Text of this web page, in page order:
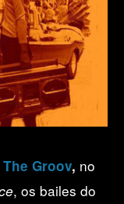
The Groov, no
, os bailes do